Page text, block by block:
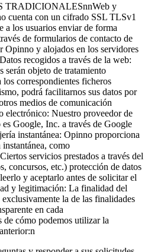
TRADICIONALESnnWeb y
cuenta con un cifrado SSL TLSv1
los usuarios enviar de forma
de formularios de contacto de
Opinno y alojados en los servidores
recogidos a través de la web:
serán objeto de tratamiento
correspondientes ficheros
podrá facilitarnos sus datos por
medios de comunicación
electrónico: Nuestro proveedor de
Google, Inc. a través de Google
instantánea: Opinno proporciona
como
servicios prestados a través del
concursos, etc.) protección de datos
y aceptarlo antes de solicitar el
y legitimación: La finalidad del
exclusivamente la de las finalidades
en cada
cómo podemos utilizar la